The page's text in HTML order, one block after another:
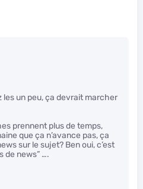
les un peu, ça devrait marcher
prennent plus de temps,
que ça n’avance pas, ça
sur le sujet? Ben oui, c’est
de news” ….